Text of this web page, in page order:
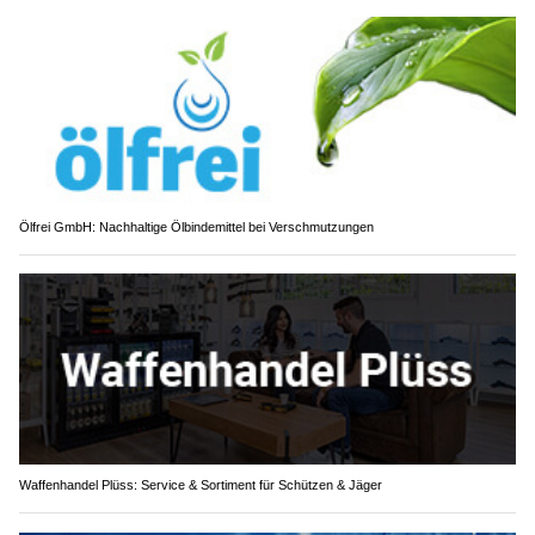
Ölfrei GmbH: Nachhaltige Ölbindemittel bei Verschmutzungen
Waffenhandel Plüss: Service & Sortiment für Schützen & Jäger